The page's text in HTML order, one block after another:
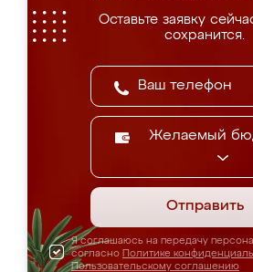
Оставьте заявку
сохранится.
Желаемый
Отправить
Я соглашаюсь на передачу
согласно Политике
Пользовательскому соглашению